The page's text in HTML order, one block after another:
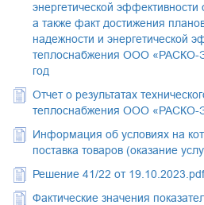
энергетической эффективности
а также факт достижения
надежности и энергетической
теплоснабжения ООО
год
Отчет о результатах
теплоснабжения ООО
Информация об условиях на
поставка товаров (оказание
Решение 41/22 от 19.10.2023.pdf
Фактические значения